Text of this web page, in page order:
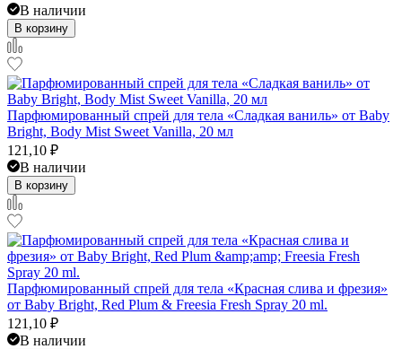
В наличии
В корзину
Парфюмированный спрей для тела «Сладкая ваниль» от Baby
Bright, Body Mist Sweet Vanilla, 20 мл
121,10 ₽
В наличии
В корзину
Парфюмированный спрей для тела «Красная слива и фрезия»
от Baby Bright, Red Plum & Freesia Fresh Spray 20 ml.
121,10 ₽
В наличии